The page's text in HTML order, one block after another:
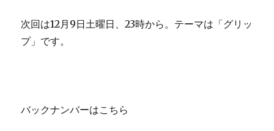
次回は12月9日土曜日、23時から。テーマは「グリッ
プ」です。
バックナンバーはこちら